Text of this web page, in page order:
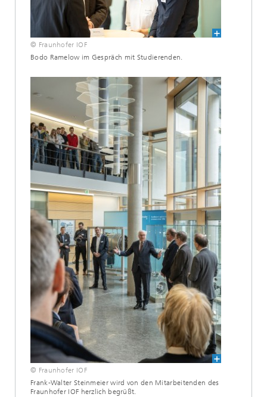
© Fraunhofer IOF
Bodo Ramelow im Gespräch mit Studierenden.
© Fraunhofer IOF
Frank-Walter Steinmeier wird von den Mitarbeitenden des
Fraunhofer IOF herzlich begrüßt.